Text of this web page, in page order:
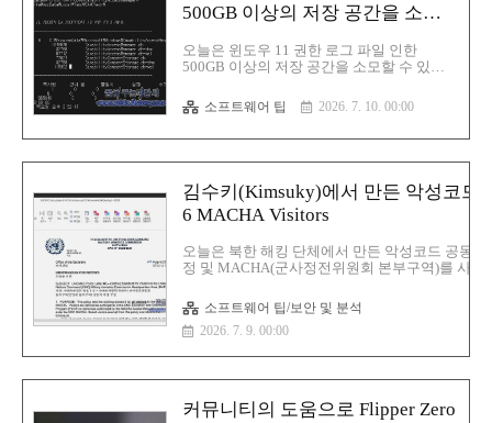
500GB 이상의 저장 공간을 소모
오늘은 윈도우 11 권한 로그 파일 인한
500GB 이상의 저장 공간을 소모할 수 있는
이크로소프트는 Capability Access Manager
의 사전 기록(write-ahead) 로그 파일이 압축
이브 공간을 차지할 수 있는 Windows 11 버
그를 확인이번 수정 사항은 빌드 26200.8737
및 26100.8737이 포함된 업데이트
KB5095093에 포함되어 있음사용자는
업데이트를 설치하거나 2026년 7월 패치 화
요일(Patch Tuesday) 한국시각으로는 수요일
에 배포에 포함될 때까지 기다릴 수 있습니
소프트웨어 팁 2026. 7. 10. 00:00
김수키(Kimsuky)에서 만든 악성코드
6 MACHA Visitors
오늘은 북한 해킹 단체에서 만든 악성코드 공동
정 및 MACHA(군사정전위원회 본부구역)를 사
명:UNIMAC Policy Letter 6 MACHA
을 해서 사용자..
소프트웨어 팁/보안 및 분석
2026. 7. 9. 00:00
커뮤니티의 도움으로 Flipper Zero